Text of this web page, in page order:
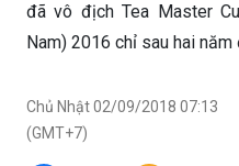
đã vô địch Tea Master
Nam) 2016 chỉ sau hai
Chủ Nhật 02/09/2018 07:13
(GMT+7)